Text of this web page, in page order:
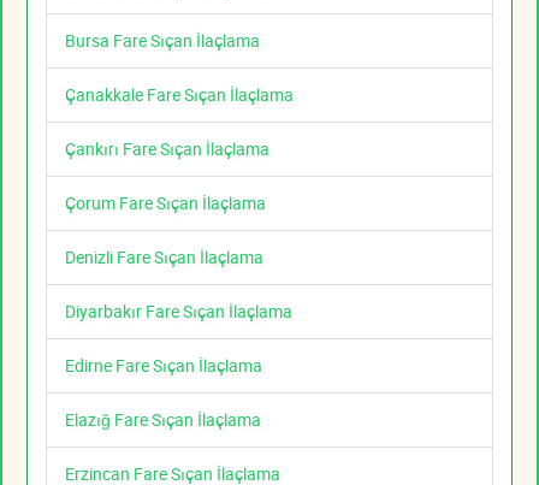
Bursa Fare Sıçan İlaçlama
Çanakkale Fare Sıçan İlaçlama
Çankırı Fare Sıçan İlaçlama
Çorum Fare Sıçan İlaçlama
Denizli Fare Sıçan İlaçlama
Diyarbakır Fare Sıçan İlaçlama
Edirne Fare Sıçan İlaçlama
Elazığ Fare Sıçan İlaçlama
Erzincan Fare Sıçan İlaçlama